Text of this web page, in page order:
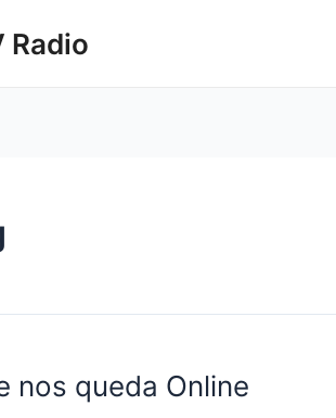
Radio
nos queda Online